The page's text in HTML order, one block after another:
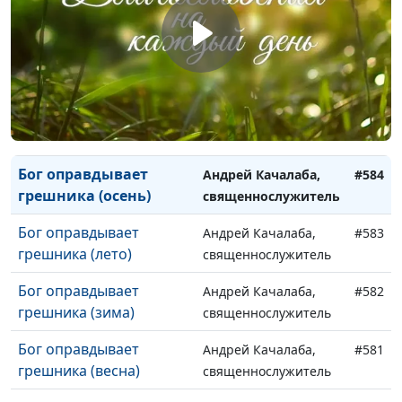
(лето)
священнослужитель
Как родиться свыше?
(зима)
Андрей Качалаба,
священнослужитель
#586
Как родиться свыше?
(весна)
Андрей Качалаба,
священнослужитель
#585
Бог оправдывает
грешника (осень)
Андрей Качалаба,
священнослужитель
#584
Бог оправдывает
грешника (лето)
Андрей Качалаба,
священнослужитель
#583
Бог оправдывает
грешника (зима)
Андрей Качалаба,
священнослужитель
#582
Бог оправдывает
грешника (весна)
Андрей Качалаба,
священнослужитель
#581